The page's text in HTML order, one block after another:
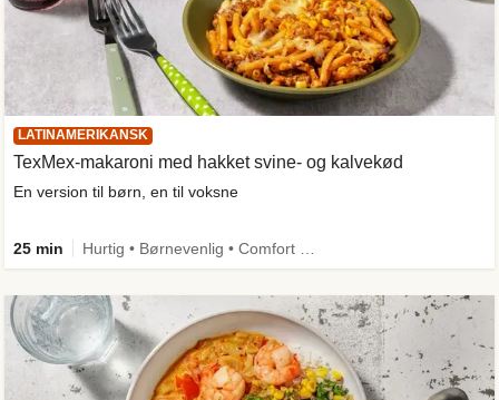
LATINAMERIKANSK
TexMex-makaroni med hakket svine- og kalvekød
En version til børn, en til voksne
25 min